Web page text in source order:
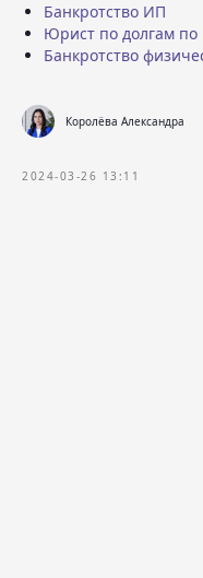
Банкротство ИП
Юрист по долгам по
Банкротство
Королёва Александра
2024-03-26 13:11